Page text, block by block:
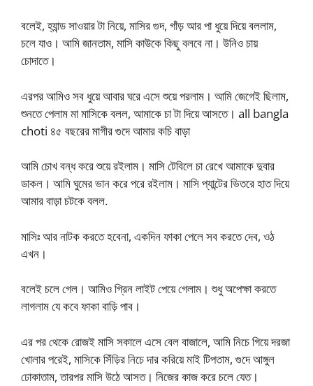
বলেই, হ্যান্ড সাওয়ার টা নিয়ে, মাসির গুদ, গাঁড় আর পা ধুয়ে দিয়ে বললাম,
চলে যাও। আমি জানতাম, মাসি কাউকে কিছু বলবে না। উনিও চায়
চোদাতে।
এরপর আমিও সব ধুয়ে আবার ঘরে এসে শুয়ে পরলাম। আমি জেগেই ছিলাম,
শুনতে পেলাম মা মাসিকে বলল, আমাকে চা টা দিয়ে আসতে। all bangla
choti ৪৫ বছরের মাগীর গুদে আমার কচি বাড়া
আমি চোখ বন্ধ করে শুয়ে রইলাম। মাসি টেবিলে চা রেখে আমাকে দুবার
ডাকল। আমি ঘুমের ভান করে পরে রইলাম। মাসি প্যান্টের ভিতরে হাত দিয়ে
আমার বাড়া চটকে বলল.
মাসিঃ আর নাটক করতে হবেনা, একদিন ফাকা পেলে সব করতে দেব, ওঠ
এখন।
বলেই চলে গেল। আমিও গ্রিন লাইট পেয়ে গেলাম। শুধু অপেক্ষা করতে
লাগলাম যে কবে ফাকা বাড়ি পাব।
এর পর থেকে রোজই মাসি সকালে এসে বেল বাজালে, আমি নিচে গিয়ে দরজা
খোলার পরেই, মাসিকে সিঁড়ির নিচে দার করিয়ে মাই টিপতাম, গুদে আঙ্গুল
ঢোকাতাম, তারপর মাসি উঠে আসত। নিজের কাজ করে চলে যেত।